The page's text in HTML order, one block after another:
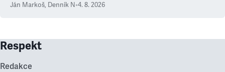
Ján Markoš, Denník N•4. 8. 2026
Respekt
Redakce